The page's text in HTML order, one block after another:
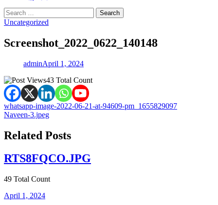
Search
for:
Uncategorized
Screenshot_2022_0622_140148
adminApril 1, 2024
43 Total Count
Post
navigation
whatsapp-image-2022-06-21-at-94609-pm_1655829097
Naveen-3.jpeg
Related Posts
RTS8FQCO.JPG
49 Total Count
April 1, 2024